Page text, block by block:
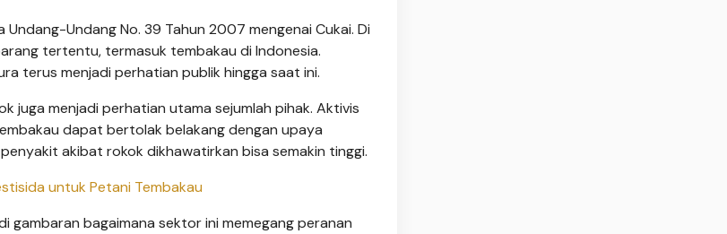
Undang No. 39 Tahun 2007 mengenai Cukai. Di
tertentu, termasuk tembakau di Indonesia.
terus menjadi perhatian publik hingga saat ini.
juga menjadi perhatian utama sejumlah pihak. Aktivis
dapat bertolak belakang dengan upaya
akibat rokok dikhawatirkan bisa semakin tinggi.
untuk Petani Tembakau
gambaran bagaimana sektor ini memegang peranan